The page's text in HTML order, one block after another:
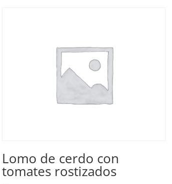
Lomo de cerdo con
tomates rostizados